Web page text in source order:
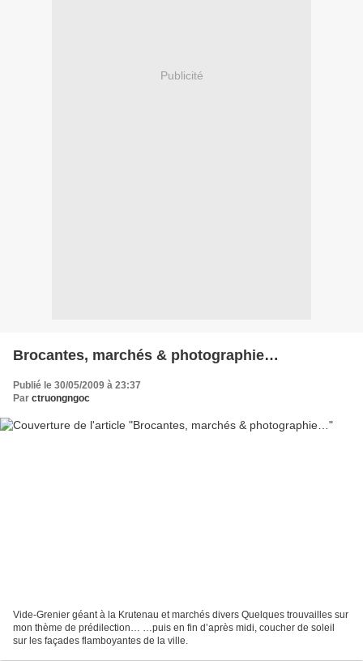
Publicité
Brocantes, marchés & photographie…
Publié le 30/05/2009 à 23:37
Par ctruongngoc
Vide-Grenier géant à la Krutenau et marchés divers Quelques trouvailles sur
mon thème de prédilection… …puis en fin d’après midi, coucher de soleil
sur les façades flamboyantes de la ville.